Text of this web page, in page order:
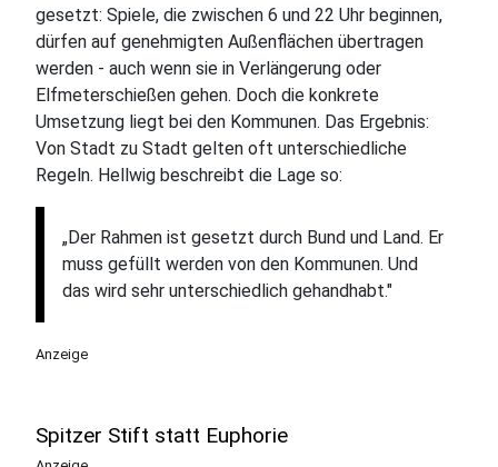
gesetzt: Spiele, die zwischen 6 und 22 Uhr beginnen,
dürfen auf genehmigten Außenflächen übertragen
werden - auch wenn sie in Verlängerung oder
Elfmeterschießen gehen. Doch die konkrete
Umsetzung liegt bei den Kommunen. Das Ergebnis:
Von Stadt zu Stadt gelten oft unterschiedliche
Regeln. Hellwig beschreibt die Lage so:
„Der Rahmen ist gesetzt durch Bund und Land. Er
muss gefüllt werden von den Kommunen. Und
das wird sehr unterschiedlich gehandhabt."
Anzeige
Spitzer Stift statt Euphorie